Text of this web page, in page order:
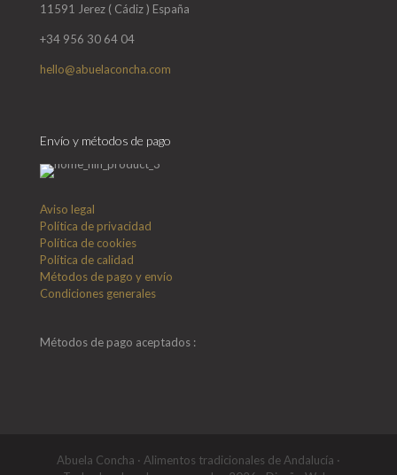
11591 Jerez ( Cádiz ) España
+34 956 30 64 04
hello@abuelaconcha.com
Envío y métodos de pago
Aviso legal
Política de privacidad
Política de cookies
Política de calidad
Métodos de pago y envío
Condiciones generales
Métodos de pago aceptados :
Abuela Concha · Alimentos tradicionales de Andalucía ·